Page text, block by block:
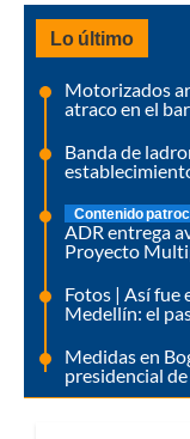
Lo último
Motorizados
atraco en el
Banda de
Contenido
ADR entrega
Proyecto
Fotos | Así fue
Medellín: el
Medidas en
presidencial